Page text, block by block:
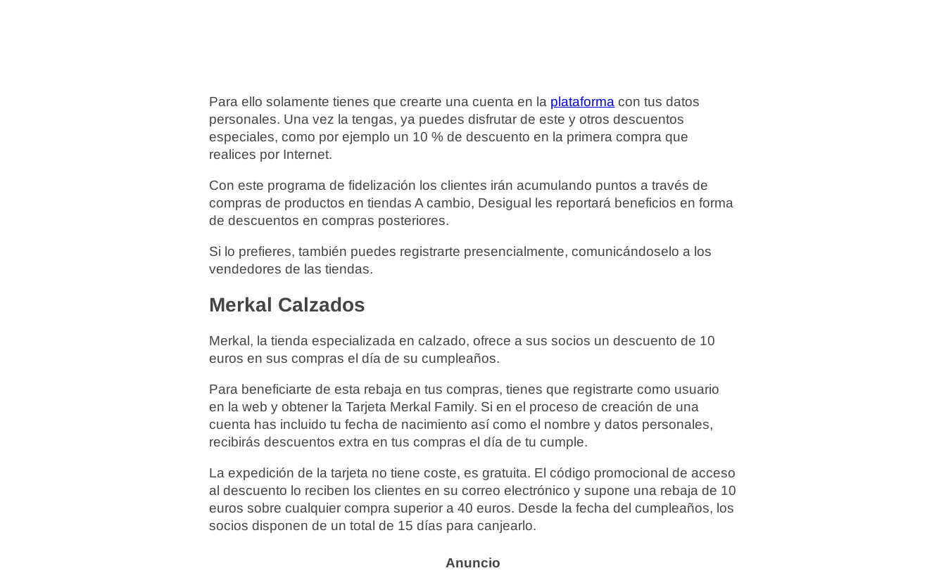
Para ello solamente tienes que crearte una cuenta en la plataforma con tus datos
personales. Una vez la tengas, ya puedes disfrutar de este y otros descuentos
especiales, como por ejemplo un 10 % de descuento en la primera compra que
realices por Internet.
Con este programa de fidelización los clientes irán acumulando puntos a través de
compras de productos en tiendas A cambio, Desigual les reportará beneficios en forma
de descuentos en compras posteriores.
Si lo prefieres, también puedes registrarte presencialmente, comunicándoselo a los
vendedores de las tiendas.
Merkal Calzados
Merkal, la tienda especializada en calzado, ofrece a sus socios un descuento de 10
euros en sus compras el día de su cumpleaños.
Para beneficiarte de esta rebaja en tus compras, tienes que registrarte como usuario
en la web y obtener la Tarjeta Merkal Family. Si en el proceso de creación de una
cuenta has incluido tu fecha de nacimiento así como el nombre y datos personales,
recibirás descuentos extra en tus compras el día de tu cumple.
La expedición de la tarjeta no tiene coste, es gratuita. El código promocional de acceso
al descuento lo reciben los clientes en su correo electrónico y supone una rebaja de 10
euros sobre cualquier compra superior a 40 euros. Desde la fecha del cumpleaños, los
socios disponen de un total de 15 días para canjearlo.